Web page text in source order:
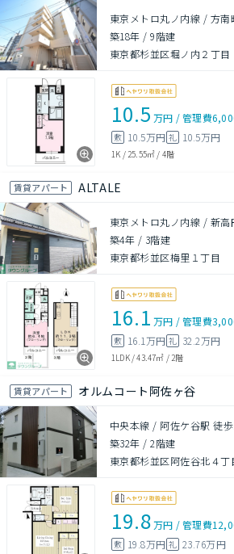
東京メトロ丸ノ内線 / 方南
築18年 /9階建
東京都杉並区堀ノ内２丁目
10.5 万円 /管理費
敷 10.5万円 礼 10.5万円
1K /25.55㎡ / 4階
賃貸アパート ALTALE
東京メトロ丸ノ内線 / 新高
築4年 / 3階建
東京都杉並区梅里１丁目
16.1 万円 /管理費
敷 16.1万円 礼 32.2万円
1LDK/43.47㎡ /2階
賃貸アパート オルムコート阿佐ヶ谷
中央本線 / 阿佐ケ谷駅 徒
築32年 /2階建
東京都杉並区阿佐谷北４丁
19.8万円 /管理費
敷 19.8万円 礼 23.76万円